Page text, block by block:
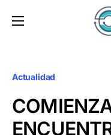
Actualidad